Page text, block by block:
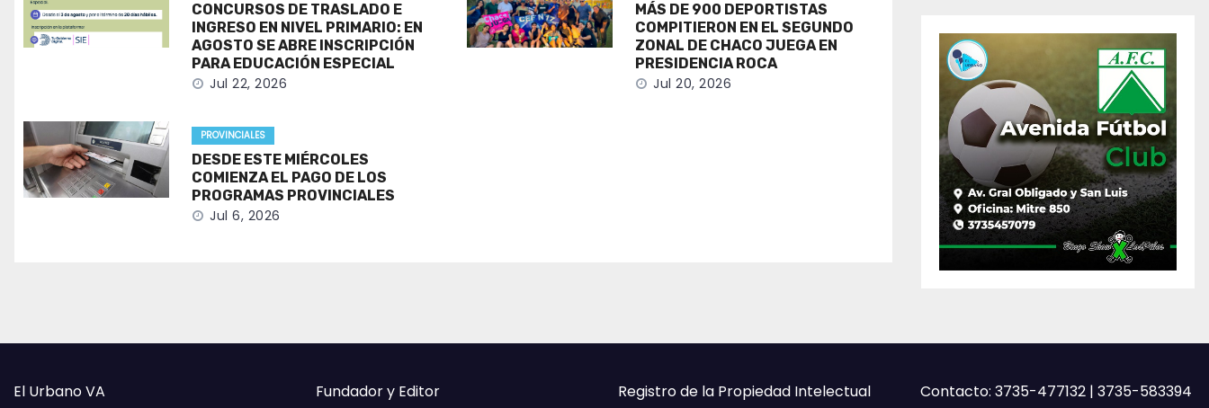
CONCURSOS DE TRASLADO E
INGRESO EN NIVEL PRIMARIO: EN
AGOSTO SE ABRE INSCRIPCIÓN
PARA EDUCACIÓN ESPECIAL
Jul 22, 2026
MÁS DE 900 DEPORTISTAS
COMPITIERON EN EL SEGUNDO
ZONAL DE CHACO JUEGA EN
PRESIDENCIA ROCA
Jul 20, 2026
PROVINCIALES
DESDE ESTE MIÉRCOLES
COMIENZA EL PAGO DE LOS
PROGRAMAS PROVINCIALES
Jul 6, 2026
El Urbano VA
Fundador y Editor
Registro de la Propiedad Intelectual
Contacto: 3735-477132 | 3735-583394